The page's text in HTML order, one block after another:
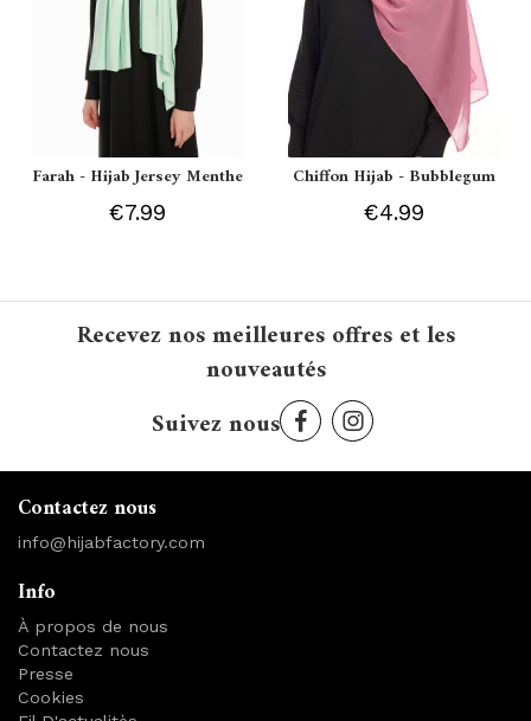
Farah - Hijab Jersey Menthe
€7.99
Chiffon Hijab - Bubblegum
€4.99
Recevez nos meilleures offres et les
nouveautés
Suivez nous
Contactez nous
info@hijabfactory.com
Info
À propos de nous
Contactez nous
Presse
Cookies